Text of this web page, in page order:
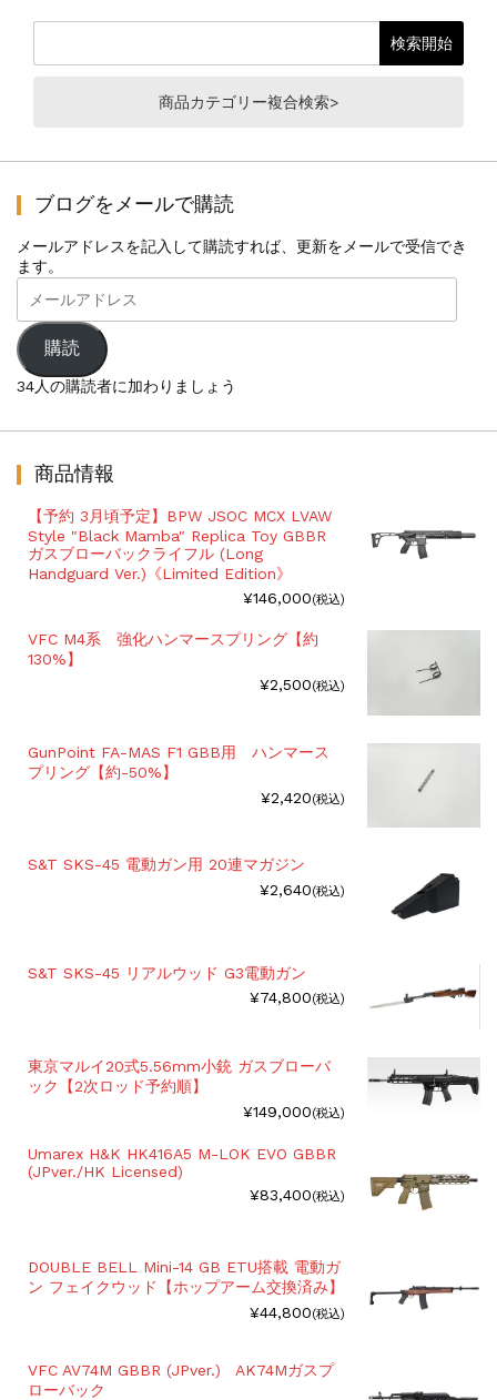
商品カテゴリー複合検索>
ブログをメールで購読
メールアドレスを記入して購読すれば、更新をメールで受信でき
ます。
メ
ー
ル
ア
ド
レ
購読
34人の購読者に加わりましょう
商品情報
【予約 3月頃予定】BPW JSOC MCX LVAW
Style "Black Mamba" Replica Toy GBBR
ガスブローバックライフル (Long
Handguard Ver.)《Limited Edition》
¥146,000(税込)
VFC M4系 強化ハンマースプリング【約
130%】
¥2,500(税込)
GunPoint FA-MAS F1 GBB用 ハンマース
プリング【約-50%】
¥2,420(税込)
S&T SKS-45 電動ガン用 20連マガジン
¥2,640(税込)
S&T SKS-45 リアルウッド G3電動ガン
¥74,800(税込)
東京マルイ20式5.56mm小銃 ガスブローバ
ック【2次ロッド予約順】
¥149,000(税込)
Umarex H&K HK416A5 M-LOK EVO GBBR
(JPver./HK Licensed)
¥83,400(税込)
DOUBLE BELL Mini-14 GB ETU搭載 電動ガ
ン フェイクウッド【ホップアーム交換済み】
¥44,800(税込)
VFC AV74M GBBR (JPver.) AK74Mガスプ
ローバック